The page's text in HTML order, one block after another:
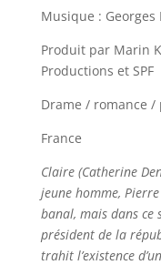
Musique : Georges
Produit par Marin
Productions et SPF
Drame / romance
France
Claire (Catherine
jeune homme,
banal, mais dans ce
président de la
trahit l’existence